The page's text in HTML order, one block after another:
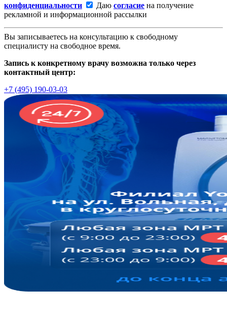
конфиденциальности
Даю согласие на получение
рекламной и информационной рассылки
Вы записываетесь на консультацию к свободному
специалисту на свободное время.
Запись к конкретному врачу возможна только через
контактный центр:
+7 (495) 190-03-03